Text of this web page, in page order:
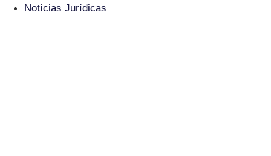
Notícias Jurídicas